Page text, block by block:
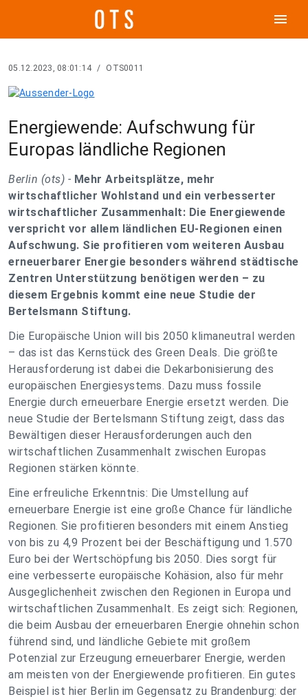
menu
05.12.2023, 08:01:14 / OTS0011
Energiewende: Aufschwung für
Europas ländliche Regionen
Berlin (ots) - Mehr Arbeitsplätze, mehr
wirtschaftlicher Wohlstand und ein verbesserter
wirtschaftlicher Zusammenhalt: Die Energiewende
verspricht vor allem ländlichen EU-Regionen einen
Aufschwung. Sie profitieren vom weiteren Ausbau
erneuerbarer Energie besonders während städtische
Zentren Unterstützung benötigen werden – zu
diesem Ergebnis kommt eine neue Studie der
Bertelsmann Stiftung.
Die Europäische Union will bis 2050 klimaneutral werden
– das ist das Kernstück des Green Deals. Die größte
Herausforderung ist dabei die Dekarbonisierung des
europäischen Energiesystems. Dazu muss fossile
Energie durch erneuerbare Energie ersetzt werden. Die
neue Studie der Bertelsmann Stiftung zeigt, dass das
Bewältigen dieser Herausforderungen auch den
wirtschaftlichen Zusammenhalt zwischen Europas
Regionen stärken könnte.
Eine erfreuliche Erkenntnis: Die Umstellung auf
erneuerbare Energie ist eine große Chance für ländliche
Regionen. Sie profitieren besonders mit einem Anstieg
von bis zu 4,9 Prozent bei der Beschäftigung und 1.570
Euro bei der Wertschöpfung bis 2050. Dies sorgt für
eine verbesserte europäische Kohäsion, also für mehr
Ausgeglichenheit zwischen den Regionen in Europa und
wirtschaftlichen Zusammenhalt. Es zeigt sich: Regionen,
die beim Ausbau der erneuerbaren Energie ohnehin schon
führend sind, und ländliche Gebiete mit großem
Potenzial zur Erzeugung erneuerbarer Energie, werden
am meisten von der Energiewende profitieren. Ein gutes
Beispiel ist hier Berlin im Gegensatz zu Brandenburg: der